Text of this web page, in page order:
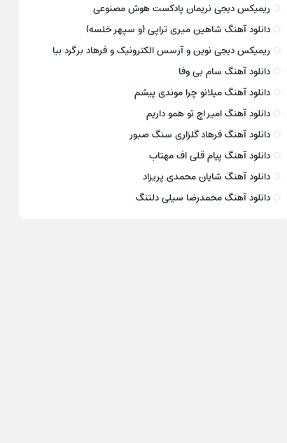
ریمیکس دیجی نریمان پادکست هوش مصنوعی
دانلود آهنگ شاهین میری تراپی (و سپهر خلسه)
ریمیکس دیجی نوین و آرسس الکترونیک و فرهاد برگرد بیا
دانلود آهنگ سام بی وفا
دانلود آهنگ میلانو چرا موندی پیشم
دانلود آهنگ امیر اچ تو همو داریم
دانلود آهنگ فرهاد گلزاری سنگ صبور
دانلود آهنگ پیام قلی اف مهتاب
دانلود آهنگ شایان محمدی پریزاد
دانلود آهنگ محمدرضا سیلی دلتنگ